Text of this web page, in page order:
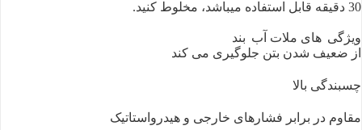
30 دقیقه
قابل استفاده میباشد، مخلوط کنید.
ویژگی های ملات آب بند
از ضعیف شدن بتن جلوگیری می کند
چسبندگی بالا
مقاوم در برابر فشارهای خارجی و هیدرواستاتیک